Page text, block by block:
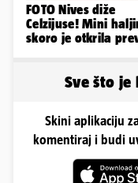
FOTO Nives diže
Celzijuse! Mini
skoro je otkrila
Sve što
Skini aplikaciju
komentiraj i budi